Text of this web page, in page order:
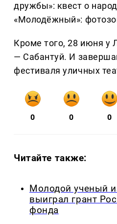
дружбы»: квест о
«Молодёжный»:
Кроме того, 28 июня у
— Сабантуй. И
фестиваля уличных
0 0 0
Читайте также:
Молодой ученый
выиграл грант
фонда